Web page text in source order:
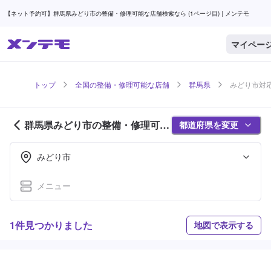
【ネット予約可】群馬県みどり市の整備・修理可能な店舗検索なら (1ページ目) | メンテモ
マイペー
トップ 全国の整備・修理可能な店舗 群馬県 みどり市対
群馬県みどり市の整備・修理可能
な店舗紹介 (1ページ目)
都道府県を変更
みどり市
メニュー
1件見つかりました 地図で表示する